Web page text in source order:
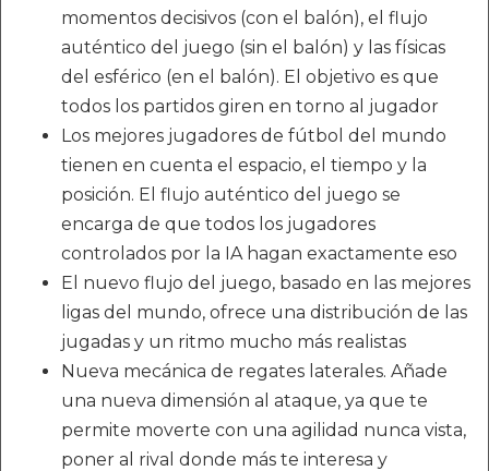
momentos decisivos (con el balón), el flujo
auténtico del juego (sin el balón) y las físicas
del esférico (en el balón). El objetivo es que
todos los partidos giren en torno al jugador
Los mejores jugadores de fútbol del mundo
tienen en cuenta el espacio, el tiempo y la
posición. El flujo auténtico del juego se
encarga de que todos los jugadores
controlados por la IA hagan exactamente eso
El nuevo flujo del juego, basado en las mejores
ligas del mundo, ofrece una distribución de las
jugadas y un ritmo mucho más realistas
Nueva mecánica de regates laterales. Añade
una nueva dimensión al ataque, ya que te
permite moverte con una agilidad nunca vista,
poner al rival donde más te interesa y